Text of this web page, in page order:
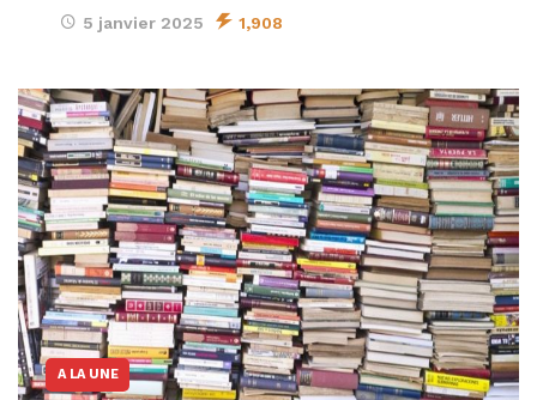
5 janvier 2025 1,908
A LA UNE